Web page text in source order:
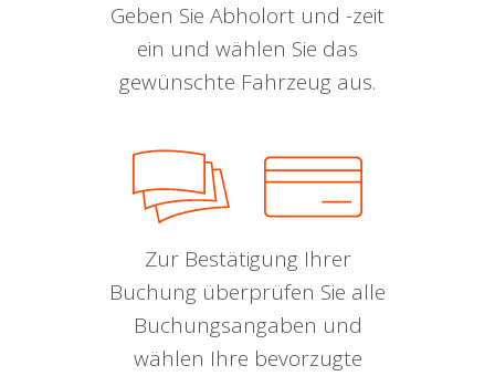
Geben Sie Abholort und -zeit
ein und wählen Sie das
gewünschte Fahrzeug aus.
Zur Bestätigung Ihrer
Buchung überprüfen Sie alle
Buchungsangaben und
wählen Ihre bevorzugte